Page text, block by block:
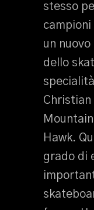
stesso
un
dello
Christian
Hawk.
grado di